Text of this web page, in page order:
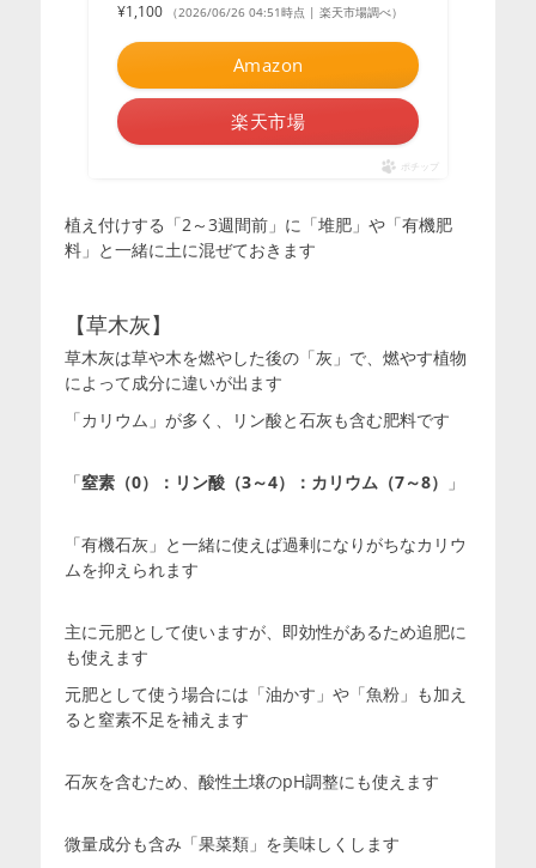
¥1,100
（2026/06/26 04:51時点 | 楽天市場調べ）
Amazon
楽天市場
ポチップ
植え付けする「2～3週間前」に「堆肥」や「有機肥
料」と一緒に土に混ぜておきます
【草木灰】
草木灰は草や木を燃やした後の「灰」で、燃やす植物
によって成分に違いが出ます
「カリウム」が多く、リン酸と石灰も含む肥料です
「窒素（0）：リン酸（3～4）：カリウム（7～8） 」
「有機石灰」と一緒に使えば過剰になりがちなカリウ
ムを抑えられます
主に元肥として使いますが、即効性があるため追肥に
も使えます
元肥として使う場合には「油かす」や「魚粉」も加え
ると窒素不足を補えます
石灰を含むため、酸性土壌のpH調整にも使えます
微量成分も含み「果菜類」を美味しくします